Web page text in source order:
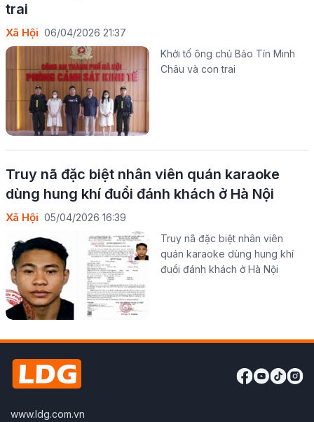
trai
Xã Hội 06/04/2026 21:37
Khởi tố ông chủ Bảo Tín Minh
Châu và con trai
Truy nã đặc biệt nhân viên quán karaoke
dùng hung khí đuổi đánh khách ở Hà Nội
Xã Hội 05/04/2026 16:39
Truy nã đặc biệt nhân viên
quán karaoke dùng hung khí
đuổi đánh khách ở Hà Nội
www.ldg.com.vn